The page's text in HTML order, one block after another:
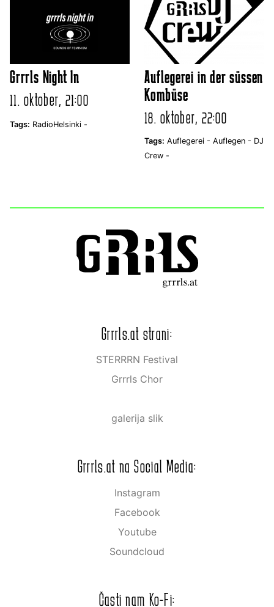
Grrrls Night In
11. oktober, 21:00
Tags: RadioHelsinki -
Auflegerei in der süssen
Kombüse
18. oktober, 22:00
Tags: Auflegerei - Auflegen - DJ
Crew -
Grrrls.at strani:
STERRRN Festival
Grrrls Chor
galerija slik
Grrrls.at na Social Media:
Instagram
Facebook
Youtube
Soundcloud
Časti nam Ko-Fi: